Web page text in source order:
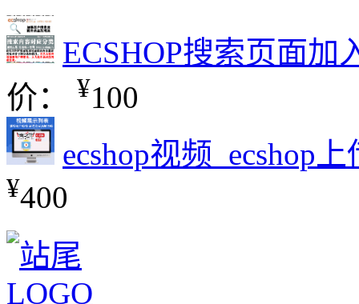
ECSHOP搜索页面
价：
¥100
ecshop视频_ecshop
¥400